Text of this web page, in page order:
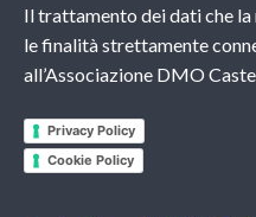
Il trattamento dei dati che
le finalità strettamente
all’Associazione DMO
Privacy Policy
Cookie Policy